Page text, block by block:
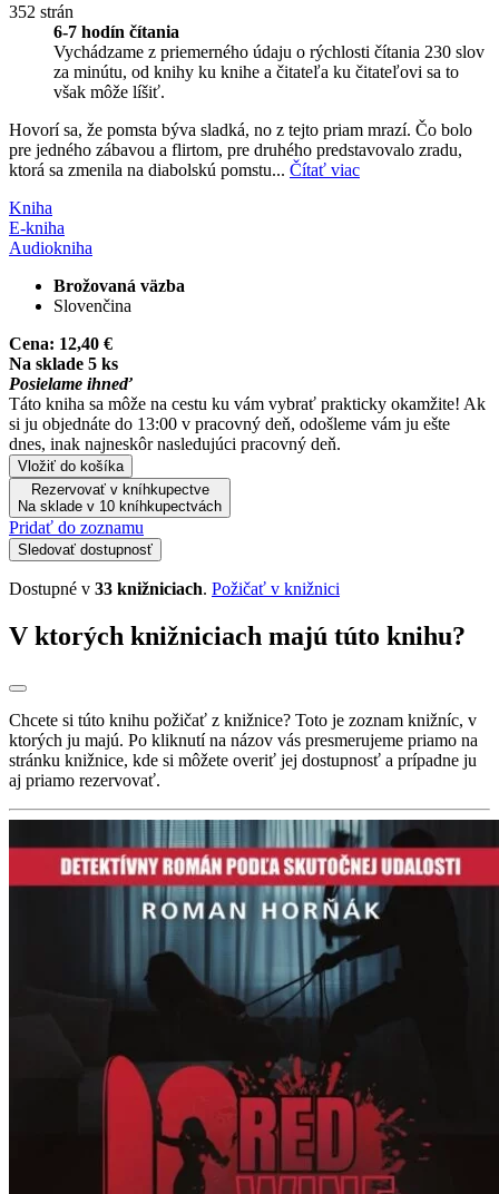
352 strán
6-7 hodín čítania
Vychádzame z priemerného údaju o rýchlosti čítania 230 slov
za minútu, od knihy ku knihe a čitateľa ku čitateľovi sa to
však môže líšiť.
Hovorí sa, že pomsta býva sladká, no z tejto priam mrazí. Čo bolo
pre jedného zábavou a flirtom, pre druhého predstavovalo zradu,
ktorá sa zmenila na diabolskú pomstu... Čítať viac
Kniha
E-kniha
Audiokniha
Brožovaná väzba
Slovenčina
Cena: 12,40 €
Na sklade 5 ks
Posielame ihneď
Táto kniha sa môže na cestu ku vám vybrať prakticky okamžite! Ak
si ju objednáte do 13:00 v pracovný deň, odošleme vám ju ešte
dnes, inak najneskôr nasledujúci pracovný deň.
Vložiť do košíka
Rezervovať v kníhkupectve
Na sklade v 10 kníhkupectvách
Pridať do zoznamu
Sledovať dostupnosť
Dostupné v 33 knižniciach. Požičať v knižnici
V ktorých knižniciach majú túto knihu?
Chcete si túto knihu požičať z knižnice? Toto je zoznam knižníc, v
ktorých ju majú. Po kliknutí na názov vás presmerujeme priamo na
stránku knižnice, kde si môžete overiť jej dostupnosť a prípadne ju
aj priamo rezervovať.